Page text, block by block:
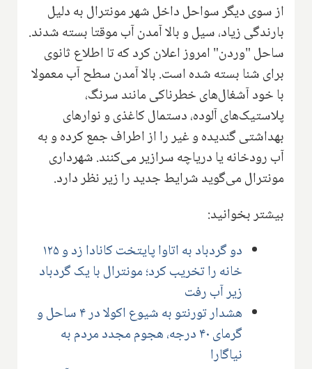
از سوی دیگر سواحل داخل شهر مونترال به دلیل
بارندگی زیاد، سیل و بالا آمدن آب موقتا بسته شدند.
ساحل "وردن" امروز اعلان کرد که تا اطلاع ثانوی
برای شنا بسته شده است. بالا آمدن سطح آب معمولا
با خود آشغال‌های خطرناکی مانند سرنگ،
پلاستیک‌های آلوده، دستمال کاغذی و نوارهای
بهداشتی گندیده و غیر را از اطراف جمع کرده و به
آب رودخانه یا دریاچه سرازیر می‌کنند. شهرداری
مونترال می‌گوید شرایط جدید را زیر نظر دارد.
بیشتر بخوانید:
دو گردباد به اتاوا پایتخت کانادا زد و ۱۲۵
خانه را تخریب کرد؛ مونترال با یک گردباد
زیر آب رفت
هشدار تورنتو به شیوع اکولا در ۴ ساحل و
گرمای ۴۰ درجه، هجوم مجدد مردم به
نیاگارا